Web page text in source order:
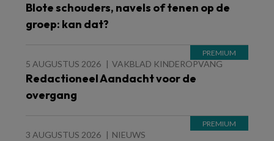
Blote schouders, navels of tenen op de
groep: kan dat?
5 AUGUSTUS 2026 VAKBLAD KINDEROPVANG
Redactioneel Aandacht voor de
overgang
3 AUGUSTUS 2026 NIEUWS